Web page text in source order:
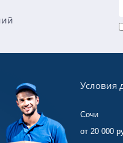
Условия
Сочи
от 20 000